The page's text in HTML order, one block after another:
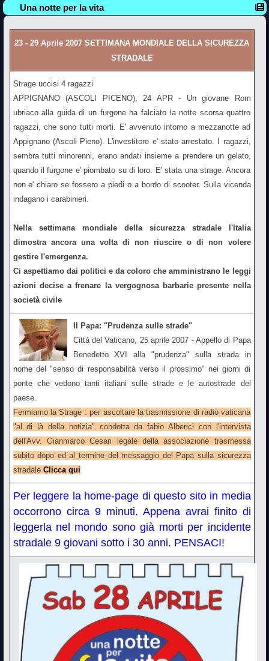
Una notte per la vita
23 - 29 Aprile 2007 SETTIMANA MONDIALE DELLA SICUREZZA
STRADALE
Strage uccisi 4 ragazzi
APPIGNANO (ASCOLI PICENO), 24 APR - Un giovane Rom
ubriaco alla guida di un furgone ha falciato la notte scorsa quattro
ragazzi, che sono tutti morti. E' avvenuto intorno a mezzanotte ad
Appignano (Ascoli Pieno). L'investitore e' stato arrestato. I ragazzi,
sembra tutti minorenni, erano andati insieme a prendere un gelato,
quando il furgone e' piombato su di loro. E' stata una strage. Ancora
non e' chiaro se fossero a piedi o a bordo di scooter. Sulla vicenda
indagano i carabinieri.
Nella settimana mondiale della sicurezza stradale l'Italia
dimostra ancora una volta di non riuscire o di non volere
gestire l'emergenza.
Ci aspettiamo dai politici e da coloro che amministrano le leggi
azioni decise a frenare la vergognosa barbarie presente nella
società civile
Il Papa: "Prudenza sulle strade"
Città del Vaticano, 25 aprile 2007 - Appello di Papa
Benedetto XVI alla "prudenza" sulla strada in
nome del "senso di responsabilità verso il prossimo" nei giorni di
ponte che vedono tanti italiani sulle strade e le autostrade del
paese.
Fermiamo la Strage : per ascoltare la trasmissione di radio vaticana
"al di là della notizia" condotta da fabio Alberici con l'intervista
dell'Avv. Gianmarco Cesari legale della associazione trasmessa
subito dopo ed al termine del messaggio del Papa sulla sicurezza
stradale Clicca qui
Per leggere la home-page di questo sito in media
occorrono circa 9 minuti. Appena avrai finito di
leggerla nel mondo sono già morti per incidente
stradale 9 giovani sotto i 30 anni. PENSACI!